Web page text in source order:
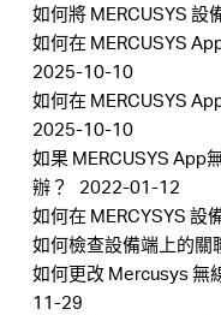
如何將 MERCUSYS 設
如何在 MERCUSYS
2025-10-10
如何在 MERCUSYS
2025-10-10
如果 MERCUSYS App
辦？
2022-01-12
如何在 MERCYSYS 設
如何檢查設備端上的關
如何更改 Mercusys 無
11-29